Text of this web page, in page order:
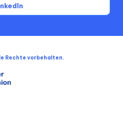
Rechte vorbehalten.